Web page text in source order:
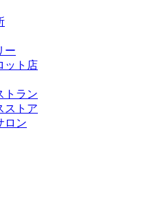
ー
ット店
トラン
ストア
ロン